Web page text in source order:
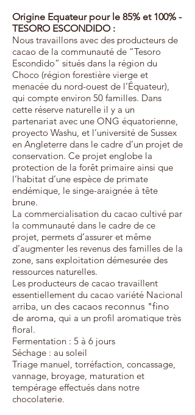
Origine Equateur pour le 85% et 100% -
TESORO ESCONDIDO :
Nous travaillons avec des producteurs de
cacao de la communauté de “Tesoro
Escondido” situés dans la région du
Choco (région forestière vierge et
menacée du nord-ouest de l’Équateur),
qui compte environ 50 familles. Dans
cette réserve naturelle il y a un
partenariat avec une ONG équatorienne,
proyecto Washu, et l’université de Sussex
en Angleterre dans le cadre d’un projet de
conservation. Ce projet englobe la
protection de la forêt primaire ainsi que
l’habitat d’une espèce de primate
endémique, le singe-araignée à tête
brune.
La commercialisation du cacao cultivé par
la communauté dans le cadre de ce
projet, permets d’assurer et même
d’augmenter les revenus des familles de la
zone, sans exploitation démesurée des
ressources naturelles.
Les producteurs de cacao travaillent
essentiellement du cacao variété Nacional
arriba, un des cacaos reconnus "fino
de aroma, qui a un profil aromatique très
floral.
Fermentation : 5 à 6 jours
Séchage : au soleil
Triage manuel, torréfaction, concassage,
vannage, broyage, maturation et
tempérage effectués dans notre
chocolaterie.